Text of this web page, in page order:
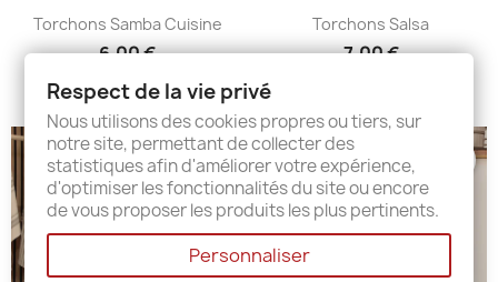
Torchons Samba Cuisine
6,00 €
Torchons Salsa
7,00 €
favorite_border BIENTÔT DISPONIBLE
Respect de la vie privé
Nous utilisons des cookies propres ou tiers, sur
notre site, permettant de collecter des
statistiques afin d'améliorer votre expérience,
d'optimiser les fonctionnalités du site ou encore
de vous proposer les produits les plus pertinents.
Personnaliser